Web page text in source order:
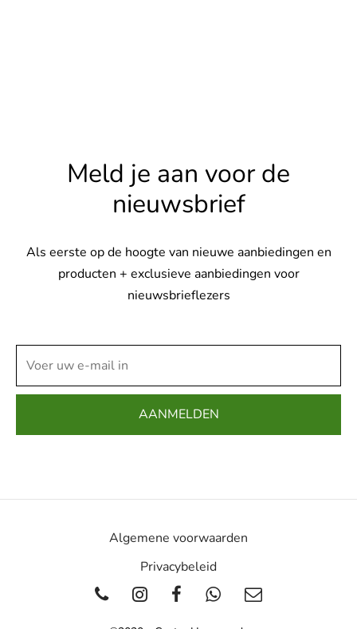
Meld je aan voor de
nieuwsbrief
Als eerste op de hoogte van nieuwe aanbiedingen en
producten + exclusieve aanbiedingen voor
nieuwsbrieflezers
Algemene voorwaarden
Privacybeleid